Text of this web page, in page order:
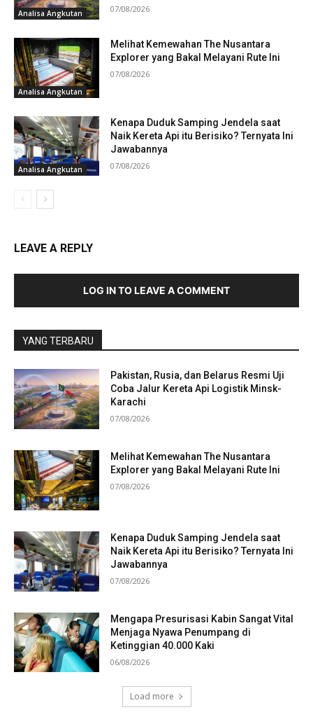
Analisa Angkutan 07/08/2026
Analisa Angkutan
Melihat Kemewahan The Nusantara
Explorer yang Bakal Melayani Rute Ini
07/08/2026
Analisa Angkutan
Kenapa Duduk Samping Jendela saat
Naik Kereta Api itu Berisiko? Ternyata Ini
Jawabannya
07/08/2026
LEAVE A REPLY
LOG IN TO LEAVE A COMMENT
YANG TERBARU
Pakistan, Rusia, dan Belarus Resmi Uji
Coba Jalur Kereta Api Logistik Minsk-
Karachi
07/08/2026
Melihat Kemewahan The Nusantara
Explorer yang Bakal Melayani Rute Ini
07/08/2026
Kenapa Duduk Samping Jendela saat
Naik Kereta Api itu Berisiko? Ternyata Ini
Jawabannya
07/08/2026
Mengapa Presurisasi Kabin Sangat Vital
Menjaga Nyawa Penumpang di
Ketinggian 40.000 Kaki
06/08/2026
Load more